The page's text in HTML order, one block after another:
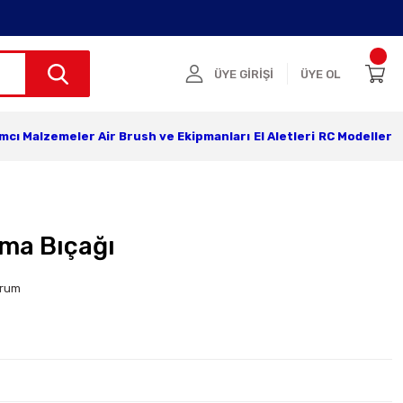
ÜYE GİRİŞİ ÜYE OL
Malzemeler Air Brush ve Ekipmanları El Aletleri RC Modeller
Bıçağı